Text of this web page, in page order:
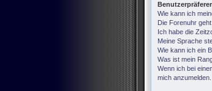
Wie kann ich
Die Forenuhr
Ich habe die
Meine Sprache
Wie kann ich ein
Was ist mein
Wenn ich bei
mich anzumelden.